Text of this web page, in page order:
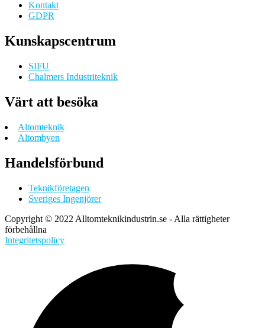
Kontakt
GDPR
Kunskapscentrum
SIFU
Chalmers Industriteknik
Värt att besöka
Altomteknik
Altombyen
Handelsförbund
Teknikföretagen
Sveriges Ingenjörer
Copyright © 2022 Alltomteknikindustrin.se - Alla rättigheter
förbehållna
Integritetspolicy